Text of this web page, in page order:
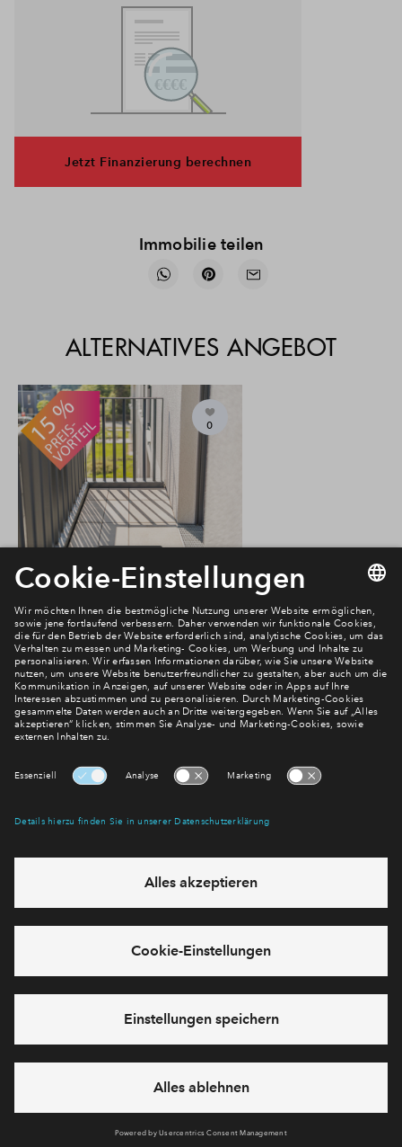
Jetzt Finanzierung berechnen
Immobilie teilen
ALTERNATIVES ANGEBOT
0
Frei
3,5-Zimmer-Wohnung #50 -
1.OG
€ 421.000
Kirschweide
regelmäßig erscheinenden Newsletter informieren wir Sie
über den Stand dieses und weiterer Neubauprojekte.
Abonnieren
Möchten Sie wissen, was wir mit Ihren Daten machen? Klicken Sie hier
für unsere Datenschutzerklärung
Sie haben eine Frage? Dann rufen Sie uns gerne an
50603738oder hinterlassen Sie eine Nachricht über das
Formular: